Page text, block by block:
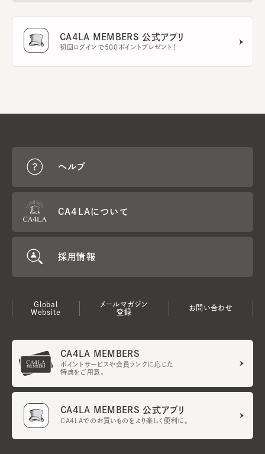
CA4LA MEMBERS 公式アプリ
初回ログインで500ポイントプレゼント！
ヘルプ
CA4LAについて
採用情報
Global
Website
メールマガジン
登録
お問い合わせ
CA4LA MEMBERS
ポイントサービスや会員ランクに応じた
特典をご用意。
CA4LA MEMBERS 公式アプリ
CA4LAでのお買いものをより楽しく便利に。